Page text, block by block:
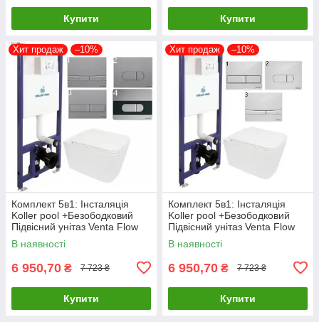
Купити Купити
Хит продаж –10%
Комплект 5в1: Інсталяція
Koller pool +Безободковий
Підвісний унітаз Venta Flow
Rimless + Клавіша CHROME
MATT
В наявності
6 950,70 ₴ 7 723 ₴
Купити
Хит продаж –10%
Комплект 5в1: Інсталяція
Koller pool +Безободковий
Підвісний унітаз Venta Flow
Rimless + біла клавіша
В наявності
6 950,70 ₴ 7 723 ₴
Купити